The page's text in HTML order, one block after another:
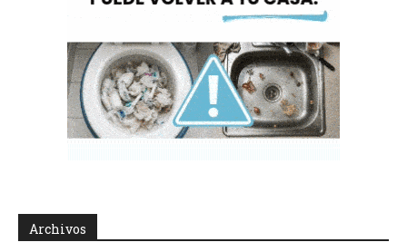
Archivos